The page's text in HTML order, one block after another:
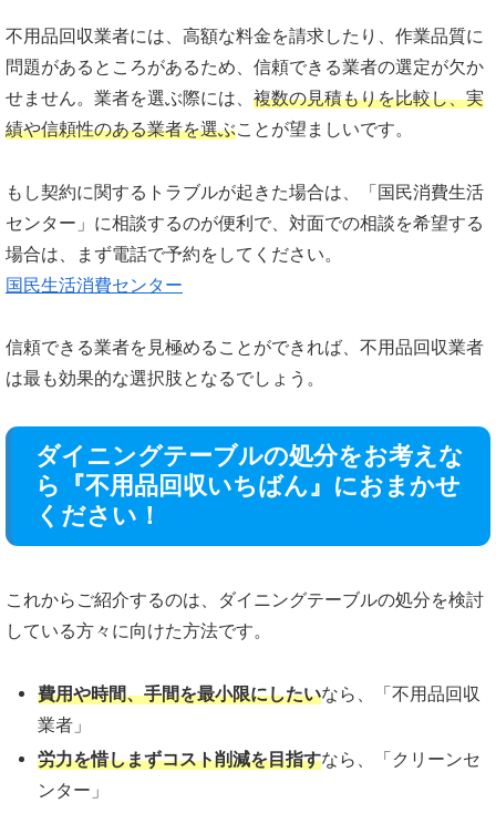
不用品回収業者には、高額な料金を請求したり、作業品質に
問題があるところがあるため、信頼できる業者の選定が欠か
せません。業者を選ぶ際には、 複数の見積もりを比較し、実
績や信頼性のある業者を選ぶことが望ましいです。
もし契約に関するトラブルが起きた場合は、「国民消費生活
センター」に相談するのが便利で、対面での相談を希望する
場合は、まず電話で予約をしてください。
国民生活消費センター
信頼できる業者を見極めることができれば、不用品回収業者
は最も効果的な選択肢となるでしょう。
ダイニングテーブルの処分をお考えな
ら『不用品回収いちばん』におまかせ
ください！
これからご紹介するのは、ダイニングテーブルの処分を検討
している方々に向けた方法です。
費用や時間、手間を最小限にしたいなら、「不用品回収
業者」
労力を惜しまずコスト削減を目指すなら、「クリーンセ
ンター」